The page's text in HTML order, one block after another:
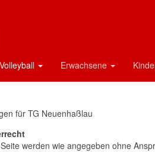
Volleyball Erwachsene
für TG Neuenhaßlau
werden wie angegeben ohne